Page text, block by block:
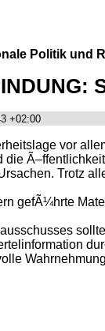
Politik und
+02:00
vor
die
Trotz
gefÃ¼hrte